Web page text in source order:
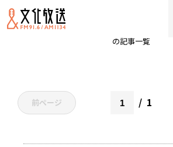
の記事一覧
前ページ 1